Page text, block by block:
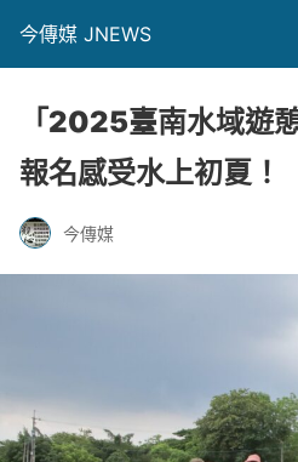
今傳媒 JNEWS
「2025臺南水域遊
報名感受水上初夏！
今傳媒